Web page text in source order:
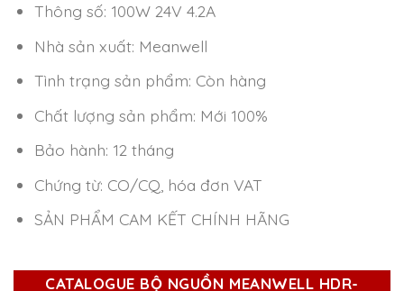
Thông số: 100W 24V 4.2A
Nhà sản xuất: Meanwell
Tình trạng sản phẩm: Còn hàng
Chất lượng sản phẩm: Mới 100%
Bảo hành: 12 tháng
Chứng từ: CO/CQ, hóa đơn VAT
SẢN PHẨM CAM KẾT CHÍNH HÃNG
CATALOGUE BỘ NGUỒN MEANWELL HDR-